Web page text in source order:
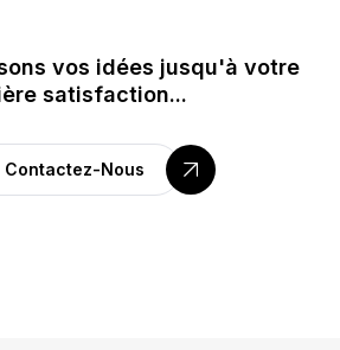
vos idées jusqu'à votre
satisfaction...
Contactez-Nous